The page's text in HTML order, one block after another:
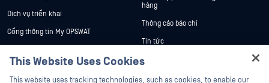
Dịch vụ triển khai
Cổng thông tin My OPSWAT
hàng
Thông cáo báo chí
Tin tức
Sự kiện
Hội thảo trên trực tuyến
This Website Uses Cookies
This website uses tracking technologies, such as cookies, to enable our
Hey there!